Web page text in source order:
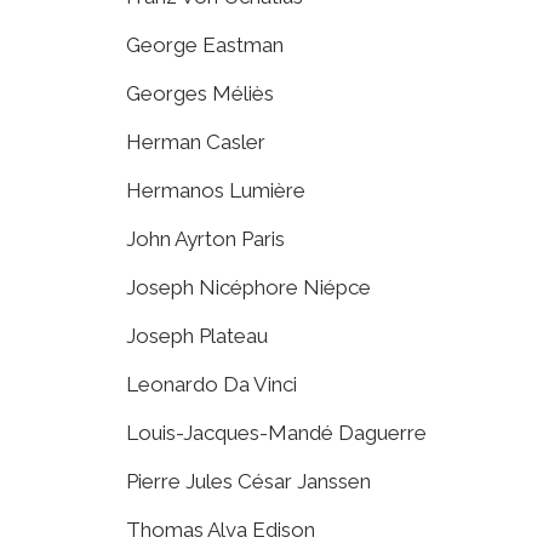
George Eastman
Georges Méliès
Herman Casler
Hermanos Lumière
John Ayrton Paris
Joseph Nicéphore Niépce
Joseph Plateau
Leonardo Da Vinci
Louis-Jacques-Mandé Daguerre
Pierre Jules César Janssen
Thomas Alva Edison